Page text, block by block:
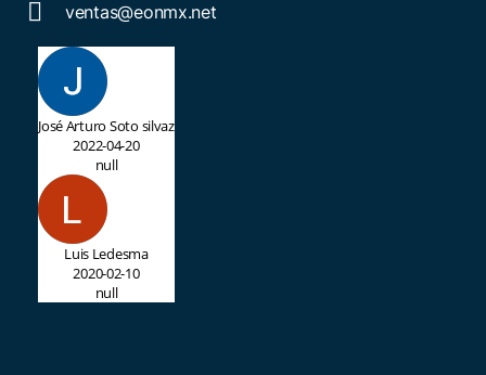
ventas@eonmx.net
José Arturo Soto silvaz
2022-04-20
null
Luis Ledesma
2020-02-10
null